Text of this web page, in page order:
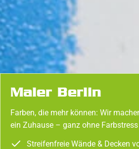
Maler Berlin
Farben, die mehr können: Wir
ein Zuhause – ganz ohne
Streifenfreie Wände & Decken